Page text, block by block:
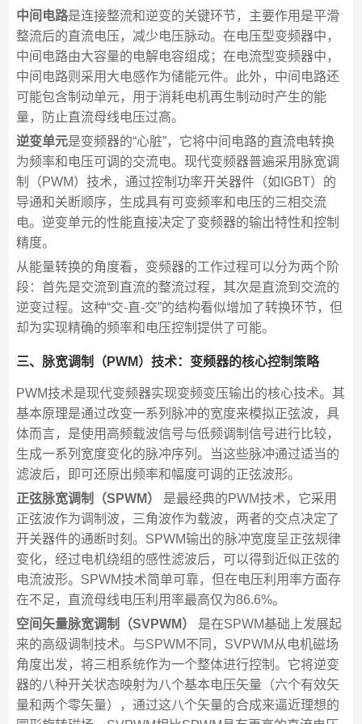
中间电路是连接整流和逆变的关键环节，主要作用是平滑
整流后的直流电压，减少电压脉动。在电压型变频器中，
中间电路由大容量的电解电容组成；在电流型变频器中，
中间电路则采用大电感作为储能元件。此外，中间电路还
可能包含制动单元，用于消耗电机再生制动时产生的能
量，防止直流母线电压过高。
逆变单元是变频器的“心脏”，它将中间电路的直流电转换
为频率和电压可调的交流电。现代变频器普遍采用脉宽调
制（PWM）技术，通过控制功率开关器件（如IGBT）的
导通和关断顺序，生成具有可变频率和电压的三相交流
电。逆变单元的性能直接决定了变频器的输出特性和控制
精度。
从能量转换的角度看，变频器的工作过程可以分为两个阶
段：首先是交流到直流的整流过程，其次是直流到交流的
逆变过程。这种“交-直-交”的结构看似增加了转换环节，但
却为实现精确的频率和电压控制提供了可能。
三、脉宽调制（PWM）技术：变频器的核心控制策略
PWM技术是现代变频器实现变频变压输出的核心技术。其
基本原理是通过改变一系列脉冲的宽度来模拟正弦波，具
体而言，是使用高频载波信号与低频调制信号进行比较，
生成一系列宽度变化的脉冲序列。当这些脉冲通过适当的
滤波后，即可还原出频率和幅度可调的正弦波形。
正弦脉宽调制（SPWM）
是最经典的PWM技术，它采用
正弦波作为调制波，三角波作为载波，两者的交点决定了
开关器件的通断时刻。SPWM输出的脉冲宽度呈正弦规律
变化，经过电机绕组的感性滤波后，可以得到近似正弦的
电流波形。SPWM技术简单可靠，但在电压利用率方面存
在不足，直流母线电压利用率最高仅为86.6%。
空间矢量脉宽调制（SVPWM）
是在SPWM基础上发展起
来的高级调制技术。与SPWM不同，SVPWM从电机磁场
角度出发，将三相系统作为一个整体进行控制。它将逆变
器的八种开关状态映射为八个基本电压矢量（六个有效矢
量和两个零矢量），通过这八个矢量的合成来逼近理想的